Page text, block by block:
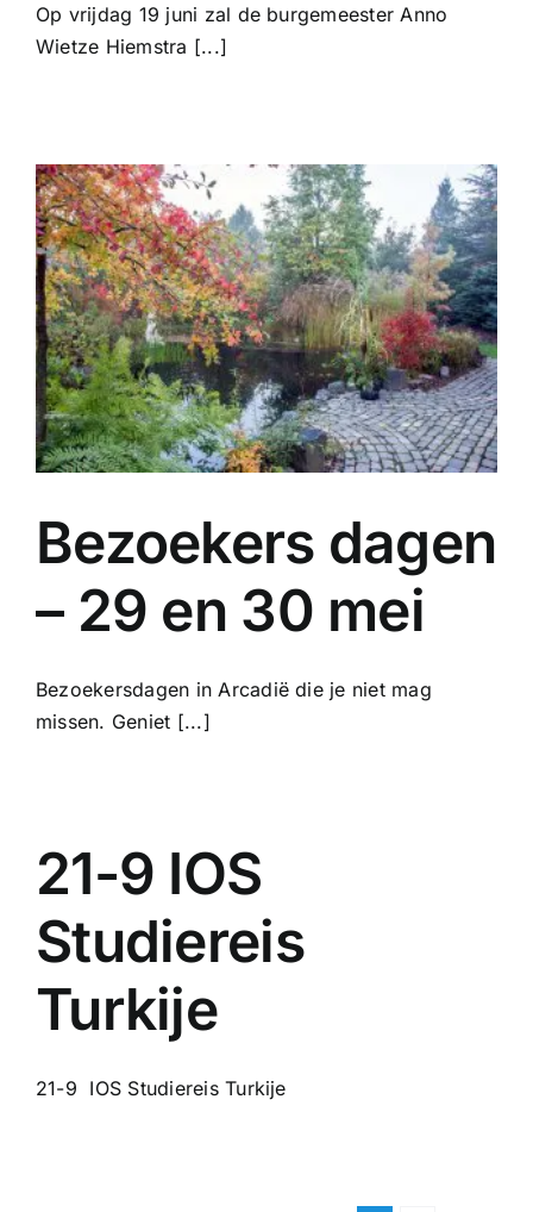
Op vrijdag 19 juni zal de burgemeester Anno
Wietze Hiemstra [...]
Bezoekers dagen
– 29 en 30 mei
Bezoekersdagen in Arcadië die je niet mag
missen. Geniet [...]
21-9 IOS
Studiereis
Turkije
21-9 IOS Studiereis Turkije